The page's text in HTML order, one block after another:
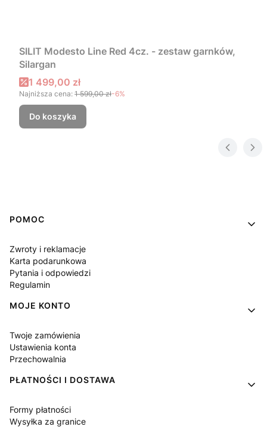
SILIT Modesto Line Red 4cz. - zestaw garnków,
Silargan
Cena promocyjna
1 499,00 zł
Najniższa cena: 1 599,00 zł-6%
Do koszyka
Linki w stopce
POMOC
Zwroty i reklamacje
Karta podarunkowa
Pytania i odpowiedzi
Regulamin
MOJE KONTO
Twoje zamówienia
Ustawienia konta
Przechowalnia
PŁATNOŚCI I DOSTAWA
Formy płatności
Wysyłka za granice